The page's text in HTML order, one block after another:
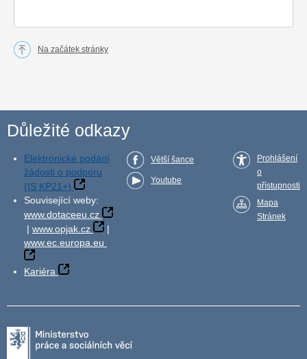
Na začátek stránky
Důležité odkazy
Elektronické podání
žádosti o podporu
(IS KP21+)
Související weby:
www.dotaceeu.cz
| www.opjak.cz
|
www.ec.europa.eu
Kariéra
Větší šance
Youtube
Prohlášení
o
přístupnosti
Mapa
Stránek